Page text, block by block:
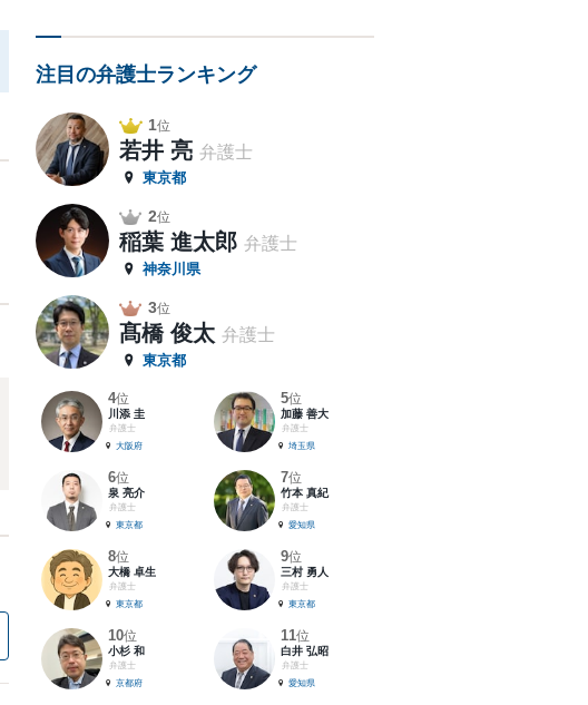
注目の弁護士ランキング
1位
若井 亮 弁護士
東京都
2位
稲葉 進太郎 弁護士
神奈川県
3位
髙橋 俊太 弁護士
東京都
4位
川添 圭
弁護士
大阪府
5位
加藤 善大
弁護士
埼玉県
6位
泉 亮介
弁護士
東京都
7位
竹本 真紀
弁護士
愛知県
8位
大橋 卓生
弁護士
東京都
9位
三村 勇人
弁護士
東京都
10位
小杉 和
弁護士
京都府
11位
白井 弘昭
弁護士
愛知県